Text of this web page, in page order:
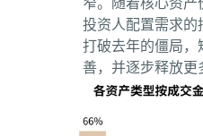
投资人配置需求
打破去年的僵局
善，并逐步释放更